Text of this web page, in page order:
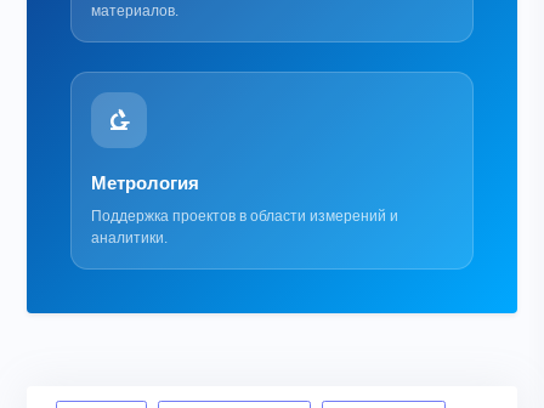
материалов.
Метрология
Поддержка проектов в области измерений и
аналитики.